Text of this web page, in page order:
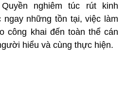
nghiêm túc rút kinh
ngay những tồn tại, việc làm
công khai đến toàn thể cán
hiểu và cùng thực hiện.